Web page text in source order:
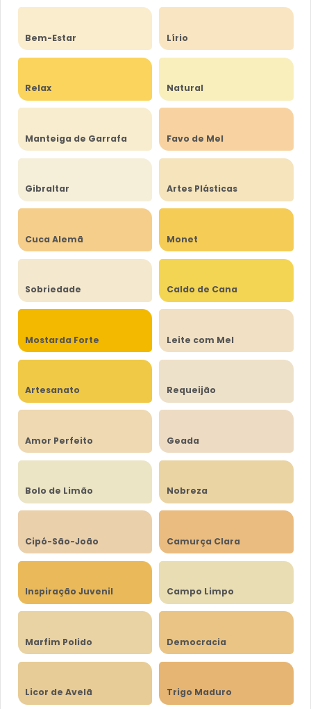
Bem-Estar Lírio
Relax Natural
Manteiga de Garrafa Favo de Mel
Gibraltar Artes Plásticas
Cuca Alemã Monet
Sobriedade Caldo de Cana
Mostarda Forte Leite com Mel
Artesanato Requeijão
Amor Perfeito Geada
Bolo de Limão Nobreza
Cipó-São-João Camurça Clara
Inspiração Juvenil Campo Limpo
Marfim Polido Democracia
Licor de Avelã Trigo Maduro